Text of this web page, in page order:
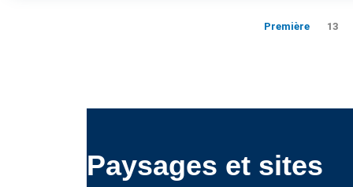
Première 13
Paysages et sites